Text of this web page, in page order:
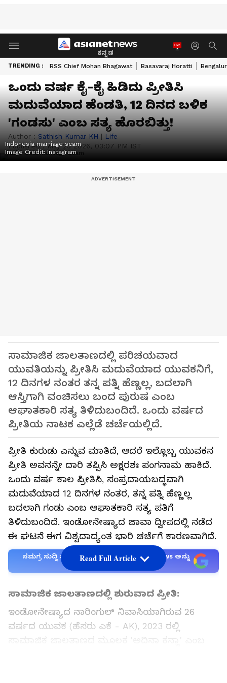
ಕನ್ನಡ
TRENDING : RSS Chief Mohan Bhagawat Basavaraj Horatti
ಒಂದು ವರ್ಷ ಕೈ-ಕೈ ಹಿಡಿದು ಪ್ರೀತಿಸಿ
ಮದುವೆಯಾದ ಹೆಂಡತಿ, 12 ದಿನದ ಬಳಿಕ
'ಗಂಡಸು' ಎಂಬ ಸತ್ಯ ಹೊರಬಿತ್ತು!
Author : Sathish Kumar KH | Life
Published :May 25 2026, 03:07 PM IST
Indonesia marriage scam
Image Credit:Instagram
ಸಾಮಾಜಿಕ ಜಾಲತಾಣದಲ್ಲಿ ಪರಿಚಯವಾದ
ಯುವತಿಯನ್ನು ಪ್ರೀತಿಸಿ ಮದುವೆಯಾದ ಯುವಕನಿಗೆ,
12 ದಿನಗಳ ನಂತರ ತನ್ನ ಪತ್ನಿ ಹೆಣ್ಣಲ್ಲ, ಬದಲಾಗಿ
ಆಸ್ತಿಗಾಗಿ ವಂಚಿಸಲು ಬಂದ ಪುರುಷ ಎಂಬ
ಆಘಾತಕಾರಿ ಸತ್ಯ ತಿಳಿದುಬಂದಿದೆ. ಒಂದು ವರ್ಷದ
ಪ್ರೀತಿಯ ನಾಟಕ ಎಲ್ಲೆಡೆ ಚರ್ಚೆಯಲ್ಲಿದೆ.
ಪ್ರೀತಿ ಕುರುಡು ಎನ್ನುವ ಮಾತಿದೆ, ಆದರೆ ಇಲ್ಲೊಬ್ಬ ಯುವಕನ
ಪ್ರೀತಿ ಅವನನ್ನೇ ದಾರಿ ತಪ್ಪಿಸಿ ಅಕ್ಷರಶಃ ಪಂಗನಾಮ ಹಾಕಿದೆ.
ಒಂದು ವರ್ಷ ಕಾಲ ಪ್ರೀತಿಸಿ, ಸಂಪ್ರದಾಯಬದ್ಧವಾಗಿ
ಮದುವೆಯಾದ 12 ದಿನಗಳ ನಂತರ, ತನ್ನ ಪತ್ನಿ ಹೆಣ್ಣಲ್ಲ
ಬದಲಾಗಿ ಗಂಡು ಎಂಬ ಆಘಾತಕಾರಿ ಸತ್ಯ ಪತಿಗೆ
ತಿಳಿದುಬಂದಿದೆ. ಇಂಡೋನೇಷ್ಯಾದ ಜಾವಾ ದ್ವೀಪದಲ್ಲಿ ನಡೆದ
ಈ ಘಟನೆ ಈಗ ವಿಶ್ವದಾದ್ಯಂತ ಭಾರಿ ಚರ್ಚೆಗೆ ಕಾರಣವಾಗಿದೆ.
ಸಮಗ್ರ ಸುದ್ದಿ ಮೂಲವನ್ನಾಗಿ asianet suvarna news ಅನ್ನು
ಸಾಮಾಜಿಕ ಜಾಲತಾಣದಲ್ಲಿ ಶುರುವಾದ ಪ್ರೀತಿ:
ಇಂಡೋನೇಷ್ಯಾದ ನಾರಿಂಗುಲ್ ನಿವಾಸಿಯಾಗಿರುವ 26
ವರ್ಷದ ಯುವಕ (ಹೆಸರು ಎಕೆ - AK), 2023 ರಲ್ಲಿ
ಸಾಮಾಜಿಕ ಜಾಲತಾಣದ ಮೂಲಕ 'ಅದಿನಾ ಕನ್ಜಾ' ಎಂಬ
Read Full Article